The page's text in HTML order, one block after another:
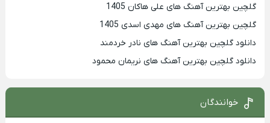
گلچین بهترين آهنگ های علی هاکان 1405
گلچین بهترین آهنگ های مهدی اسدی 1405
دانلود گلچین بهترین آهنگ های نادر خردمند
دانلود گلچین بهترین آهنگ های نریمان محمود
خوانندگان